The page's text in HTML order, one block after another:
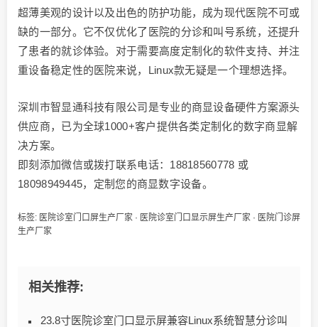
超薄美观的设计以及出色的防护功能，成为现代医院不可或
缺的一部分。它不仅优化了医院的分诊和叫号系统，还提升
了患者的就诊体验。对于需要高度定制化的软件支持、并注
重设备稳定性的医院来说，Linux款无疑是一个理想选择。
深圳市智显通科技有限公司是专业的商显设备硬件方案源头
供应商，已为全球1000+客户提供各类定制化的数字商显解
决方案。
即刻添加微信或拨打联系电话：18818560778 或
18098949445，定制您的商显数字设备。
标签: 医院诊室门口屏生产厂家 · 医院诊室门口显示屏生产厂家 · 医院门诊屏
生产厂家
相关推荐:
23.8寸医院诊室门口显示屏兼容Linux系统智慧分诊叫